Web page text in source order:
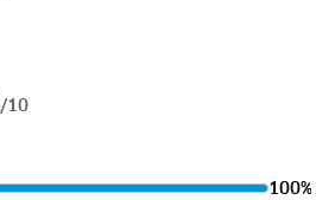
eenvoudig schoon
coating. Het stevige frame, de
en het lichte gewicht
voor tuin, balkon of
en gemakkelijk grillen voor
/10
100%